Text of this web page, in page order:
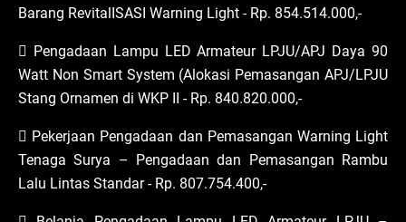
Barang RevitalISASI Warning Light - Rp. 854.514.000,-
 Pengadaan Lampu LED Armateur LPJU/APJ Daya 90
Watt Non Smart System (Alokasi Pemasangan APJ/LPJU
Stang Ornamen di WKP II - Rp. 840.820.000,-
 Pekerjaan Pengadaan dan Pemasangan Warning Light
Tenaga Surya – Pengadaan dan Pemasangan Rambu
Lalu Lintas Standar - Rp. 807.754.400,-